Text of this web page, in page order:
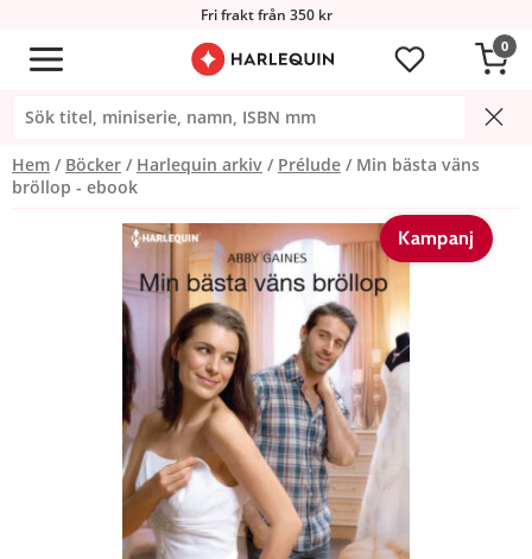
Fri frakt från 350 kr
0
Hem Böcker Harlequin arkiv Prélude
Min bästa väns
bröllop - ebook
Kampanj